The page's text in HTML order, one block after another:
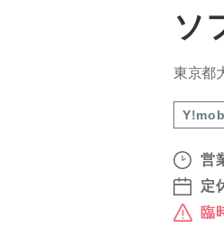
ソ
東京都
営
定
臨